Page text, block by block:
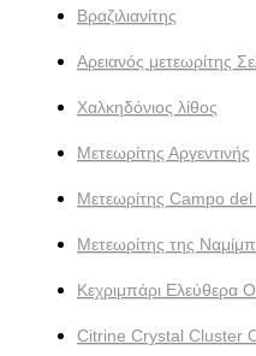
Βραζιλιανίτης
Αρειανός μετεωρίτης
Χαλκηδόνιος λίθος
Μετεωρίτης Αργεντινής
Μετεωρίτης Campo
Μετεωρίτης της
Κεχριμπάρι Ελεύθερα
Citrine Crystal Cluster